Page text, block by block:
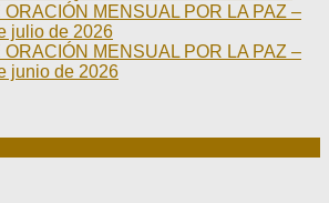
MENSUAL POR LA PAZ –
julio de 2026
MENSUAL POR LA PAZ –
junio de 2026